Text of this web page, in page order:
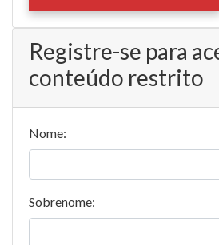
Registre-se para
conteúdo restrito
Nome:
Sobrenome: